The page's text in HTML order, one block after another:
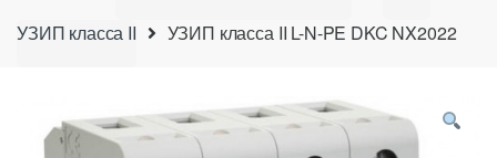
УЗИП класса II
УЗИП класса II L-N-PE DKC NX2022